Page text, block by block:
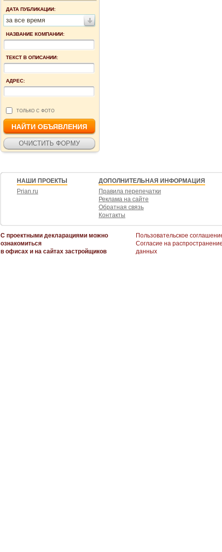
ДАТА ПУБЛИКАЦИИ:
за все время
НАЗВАНИЕ КОМПАНИИ:
ТЕКСТ В ОПИСАНИИ:
АДРЕС:
ТОЛЬКО С ФОТО
НАШИ ПРОЕКТЫ
Prian.ru
ДОПОЛНИТЕЛЬНАЯ ИНФОРМАЦИЯ
Правила перепечатки
Реклама на сайте
Обратная связь
Контакты
С проектными декларациями можно
ознакомиться
в офисах и на сайтах застройщиков
Пользовательское
Согласие на
данных